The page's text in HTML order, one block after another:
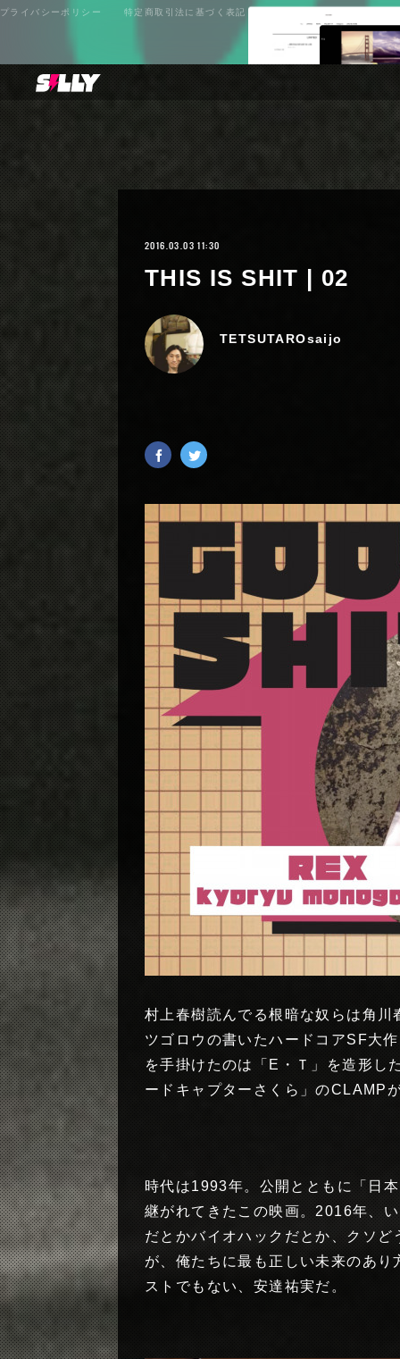
2016.03.03 11:30
THIS IS SHIT | 02
TETSUTAROsaijo
村上春樹読んでる根暗な奴らは角
ツゴロウの書いたハードコアSF大
を手掛けたのは「E・Ｔ」を造形し
ードキャプターさくら」のCLAMP
時代は1993年。公開とともに「日
継がれてきたこの映画。2016年、
だとかバイオハックだとか、クソ
が、俺たちに最も正しい未来のあ
ストでもない、安達祐実だ。
プライバシーポリシー 特定商取引法に基づく表記